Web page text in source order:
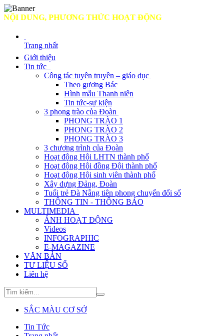
PHƯƠNG THỨC HOẠT ĐỘNG
Trang nhất
Giới thiệu
Tin tức
Công tác tuyên truyền – giáo dục
Theo gương Bác
Hình mẫu Thanh niên
Tin tức-sự kiện
3 phong trào của Đoàn
PHONG TRÀO 1
PHONG TRÀO 2
PHONG TRÀO 3
3 chương trình của Đoàn
Hoạt động Hội LHTN thành phố
Hoạt động Hội đồng Đội thành phố
Hoạt động Hội sinh viên thành phố
Xây dựng Đảng, Đoàn
Tuổi trẻ Đà Nẵng tiên phong chuyển đổi số
THÔNG TIN - THÔNG BÁO
MULTIMEDIA
ẢNH HOẠT ĐỘNG
Videos
INFOGRAPHIC
E-MAGAZINE
VĂN BẢN
TƯ LIỆU SỐ
Liên hệ
SẮC MÀU CƠ SỞ
Tin Tức